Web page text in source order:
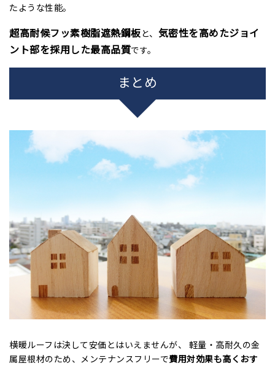
たような性能。
超高耐候フッ素樹脂遮熱鋼板と、 気密性を高めたジョイ
ント部を採用した最高品質です。
まとめ
横暖ルーフは決して安価とはいえませんが、 軽量・高耐久の金
属屋根材のため、メンテナンスフリーで費用対効果も高くおす